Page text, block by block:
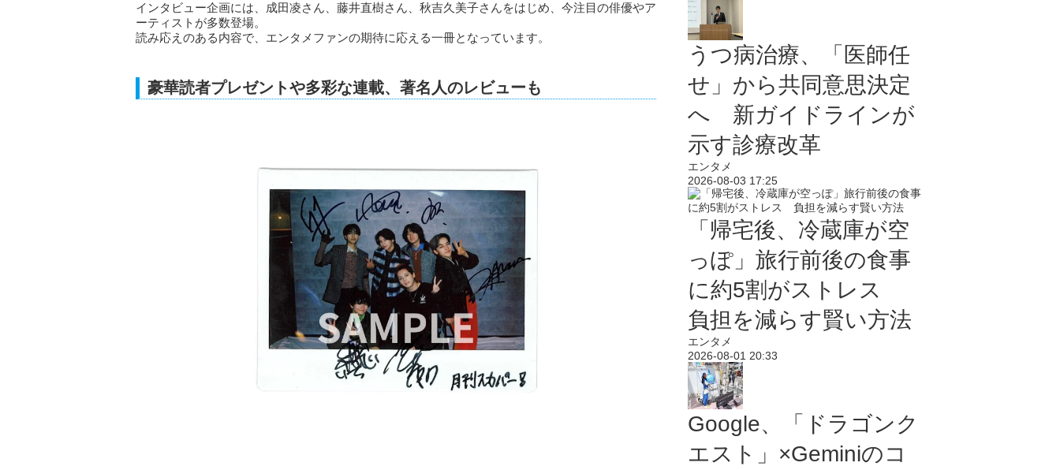
インタビュー企画には、成田凌さん、藤井直樹さん、秋吉久美子さんをはじめ、今注目の俳優やア
ーティストが多数登場。
読み応えのある内容で、エンタメファンの期待に応える一冊となっています。
豪華読者プレゼントや多彩な連載、著名人のレビューも
うつ病治療、「医師任
せ」から共同意思決定
へ 新ガイドラインが
示す診療改革
エンタメ
2026-08-03 17:25
「帰宅後、冷蔵庫が空
っぽ」旅行前後の食事
に約5割がストレス
負担を減らす賢い方法
エンタメ
2026-08-01 20:33
Google、「ドラゴンク
エスト」×Geminiのコ